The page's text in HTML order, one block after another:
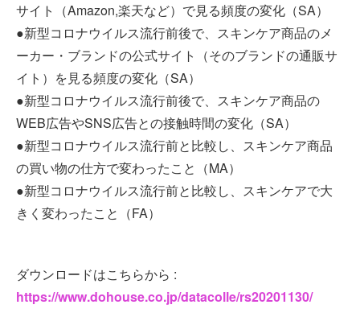
サイト（Amazon,楽天など）で見る頻度の変化（SA）
●新型コロナウイルス流行前後で、スキンケア商品のメ
ーカー・ブランドの公式サイト（そのブランドの通販サ
イト）を見る頻度の変化（SA）
●新型コロナウイルス流行前後で、スキンケア商品の
WEB広告やSNS広告との接触時間の変化（SA）
●新型コロナウイルス流行前と比較し、スキンケア商品
の買い物の仕方で変わったこと（MA）
●新型コロナウイルス流行前と比較し、スキンケアで大
きく変わったこと（FA）
ダウンロードはこちらから :
https://www.dohouse.co.jp/datacolle/rs20201130/